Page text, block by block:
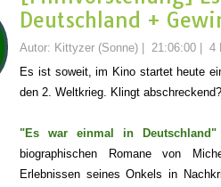
Deutschland +
Autor: Kittyzer (Sonne) |21:06:00 |4
Es ist soweit, im Kino startet heute
den 2. Weltkrieg. Klingt abschreckend?
"Es war einmal in Deutschland"
biographischen Romane von
Erlebnissen seines Onkels in